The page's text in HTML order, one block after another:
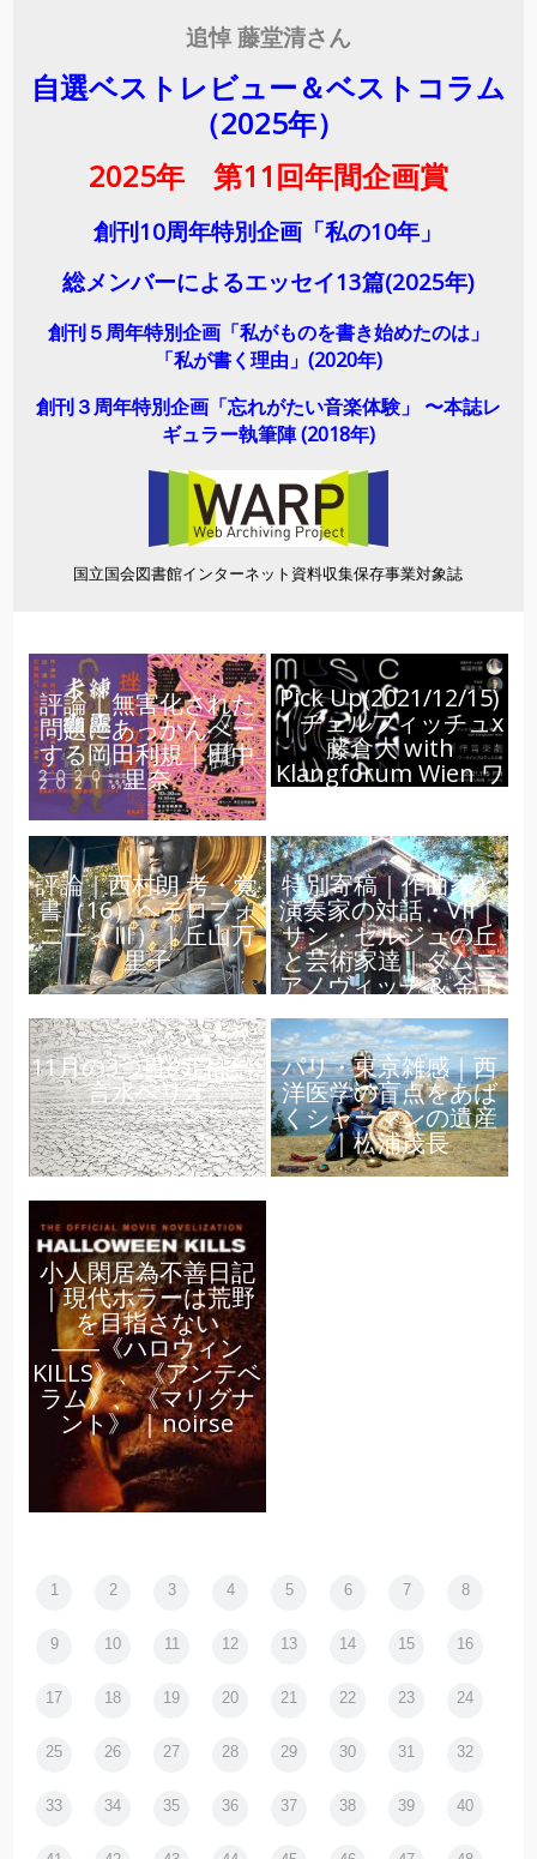
追悼 藤堂清さん
自選ベストレビュー＆ベストコラム
（2025年）
2025年 第11回年間企画賞
創刊10周年特別企画「私の10年」
総メンバーによるエッセイ13篇(2025年)
創刊５周年特別企画「私がものを書き始めたのは」
「私が書く理由」(2020年)
創刊３周年特別企画「忘れがたい音楽体験」 〜本誌レ
ギュラー執筆陣 (2018年)
国立国会図書館インターネット資料収集保存事業対象誌
評論｜無害化された
問題にあっかんべー
する岡田利規｜田中
里奈
Pick Up(2021/12/15)
｜チェルフィッチュx
藤倉大 with
Klangforum Wien ワ
評論｜西村朗 考・覚
書（16）ヘテロフォ
ニー（Ⅲ）｜丘山万
里子
特別寄稿｜作曲家と
演奏家の対話・VII｜
サン・セルジュの丘
と芸術家達｜ダムニ
アノヴィッチ & 金子
11月の3つ目の日記｜
言水ヘリオ
パリ・東京雑感｜西
洋医学の盲点をあば
くシャーマンの遺産
｜松浦茂長
小人閑居為不善日記
｜現代ホラーは荒野
を目指さない
――《ハロウィン
KILLS》、《アンテベ
ラム》、《マリグナ
ント》 ｜noirse
1 2 3 4 5 6 7 8
9 10 11 12 13 14 15 16
17 18 19 20 21 22 23 24
25 26 27 28 29 30 31 32
33 34 35 36 37 38 39 40